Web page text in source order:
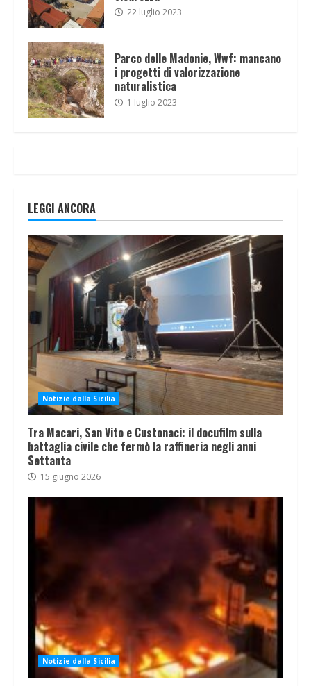
22 luglio 2023
Parco delle Madonie, Wwf: mancano
i progetti di valorizzazione
naturalistica
1 luglio 2023
LEGGI ANCORA
Notizie dalla Sicilia
Tra Macari, San Vito e Custonaci: il docufilm sulla
battaglia civile che fermò la raffineria negli anni
Settanta
15 giugno 2026
Notizie dalla Sicilia